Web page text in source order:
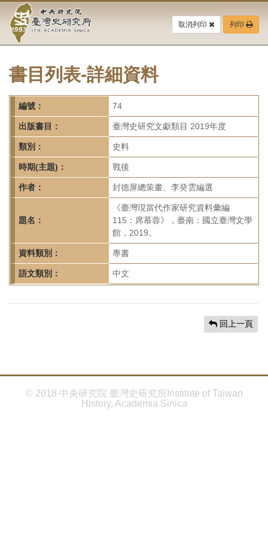
要
中
央
研
究
院-
臺
灣
史
研
究
所-
首
頁
取消列印 列印
書目列表-詳細資料
編號： 74
出版書目： 臺灣史研究文獻類目 2019年度
類別： 史料
時期(主題)： 戰後
作者： 封德屏總策畫、李癸雲編選
題名：
《臺灣現當代作家研究資料彙編
115：席慕蓉》，臺南：國立臺灣文學
館，2019。
資料類別： 專書
語文類別： 中文
回上一頁
© 2018 中央研究院 臺灣史研究所Institute of Taiwan
History, Academia Sinica